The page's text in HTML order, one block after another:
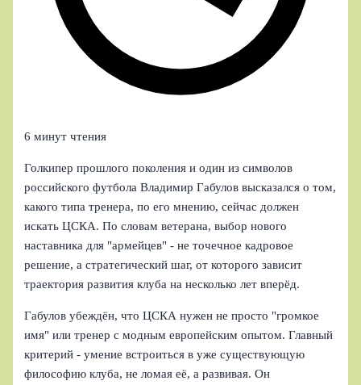
6 минут чтения
Голкипер прошлого поколения и один из символов
российского футбола Владимир Габулов высказался о том,
какого типа тренера, по его мнению, сейчас должен
искать ЦСКА. По словам ветерана, выбор нового
наставника для "армейцев" - не точечное кадровое
решение, а стратегический шаг, от которого зависит
траектория развития клуба на несколько лет вперёд.
Габулов убеждён, что ЦСКА нужен не просто "громкое
имя" или тренер с модным европейским опытом. Главный
критерий - умение встроиться в уже существующую
философию клуба, не ломая её, а развивая. Он